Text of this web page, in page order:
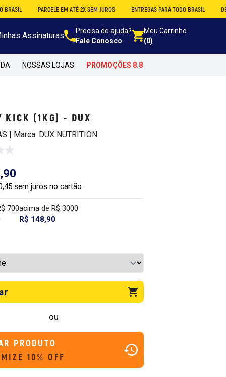
PARCELE EM ATÉ 2X SEM JUROS ENTREGAS PARA TODO BRASIL DESCONTO
Assinaturas
Precisa de ajuda?
Fale Conosco
Meu Carrinho
(0)
NOSSAS LOJAS PROMOÇÕES 8.8
KICK (1KG) - DUX
| Marca: DUX NUTRITION
sem juros no cartão
700acima de R$ 3000
R$ 148,90
ou
PRODUTO
10% OFF